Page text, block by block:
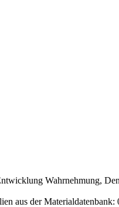
Wahrnehmung,
aus der Materialdatenbank: